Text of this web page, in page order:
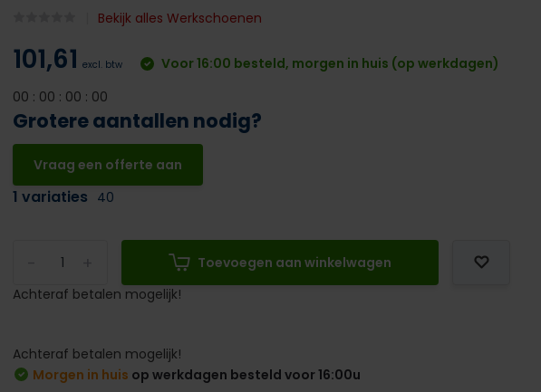
Bekijk alles Werkschoenen
101,61 excl. btw
Voor 16:00 besteld, morgen in huis (op werkdagen)
00 : 00 : 00 : 00
Grotere aantallen nodig?
Vraag een offerte aan
1 variaties 40
Toevoegen aan winkelwagen
Achteraf betalen mogelijk!
Achteraf betalen mogelijk!
Morgen in huis op werkdagen besteld voor 16:00u